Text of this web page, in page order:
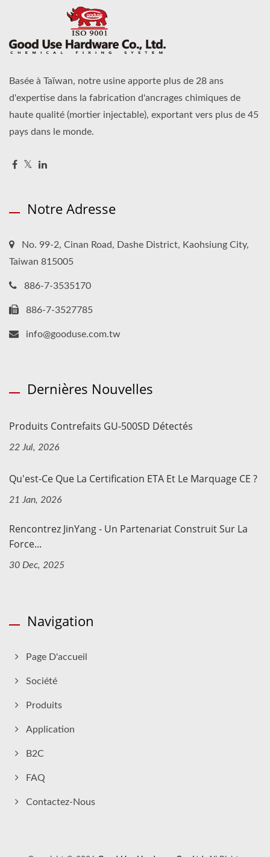
Basée à Taïwan, notre usine apporte plus de 28 ans
d'expertise dans la fabrication d'ancrages chimiques de
haute qualité (mortier injectable), exportant vers plus de 45
pays dans le monde.
Notre Adresse
No. 99-2, Cinan Road, Dashe District, Kaohsiung City,
Taiwan 815005
886-7-3535170
886-7-3527785
info@gooduse.com.tw
Dernières Nouvelles
Produits Contrefaits GU-500SD Détectés
22 Jul, 2026
Qu'est-Ce Que La Certification ETA Et Le Marquage CE ?
21 Jan, 2026
Rencontrez JinYang - Un Partenariat Construit Sur La
Force...
30 Dec, 2025
Navigation
Page D'accueil
Société
Produits
Application
B2C
FAQ
Contactez-Nous